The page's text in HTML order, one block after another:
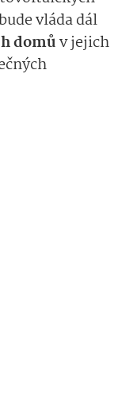
vláda dál
domův jejich